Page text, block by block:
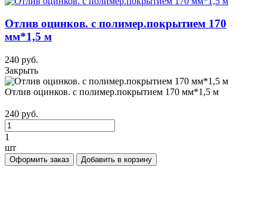
Отлив оцинков. с полимер.покрытием 170
мм*1,5 м
240 руб.
Закрыть
Отлив оцинков. с полимер.покрытием 170 мм*1,5 м
240 руб.
1
шт
Оформить заказ Добавить в корзину